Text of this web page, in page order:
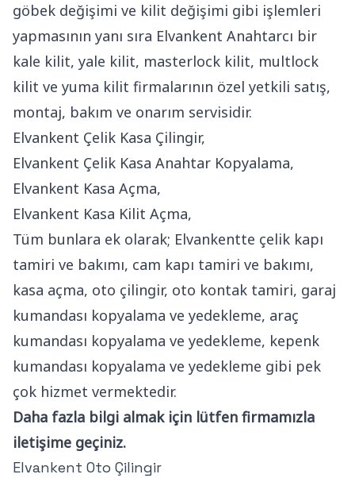
göbek değişimi ve kilit değişimi gibi işlemleri
yapmasının yanı sıra Elvankent Anahtarcı bir
kale kilit, yale kilit, masterlock kilit, multlock
kilit ve yuma kilit firmalarının özel yetkili satış,
montaj, bakım ve onarım servisidir.
Elvankent Çelik Kasa Çilingir,
Elvankent Çelik Kasa Anahtar Kopyalama,
Elvankent Kasa Açma,
Elvankent Kasa Kilit Açma,
Tüm bunlara ek olarak; Elvankentte çelik kapı
tamiri ve bakımı, cam kapı tamiri ve bakımı,
kasa açma, oto çilingir, oto kontak tamiri, garaj
kumandası kopyalama ve yedekleme, araç
kumandası kopyalama ve yedekleme, kepenk
kumandası kopyalama ve yedekleme gibi pek
çok hizmet vermektedir.
Daha fazla bilgi almak için lütfen firmamızla
iletişime geçiniz.
Elvankent Oto Çilingir